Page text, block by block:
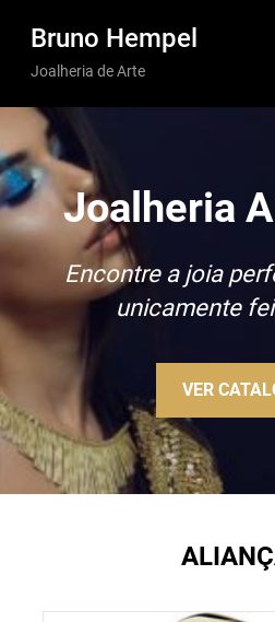
para
conteúdo
Bruno Hempel
Joalheria de Arte
Joalheria
Encontre a joia
unicamente
VER